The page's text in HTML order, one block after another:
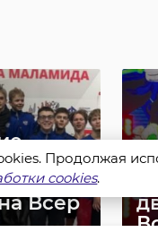
шесть
Всер
Продолжая
cookies.